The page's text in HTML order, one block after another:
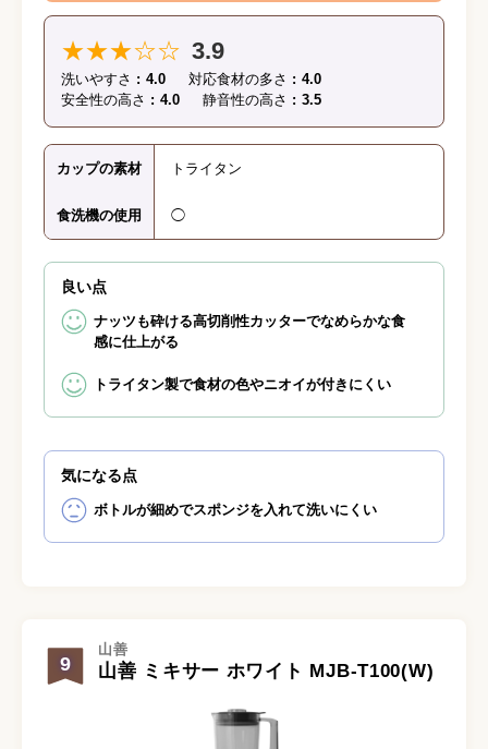
★★★☆☆ 3.9
洗いやすさ 4.0 対応食材の多さ
4.0
安全性の高さ
4.0 静音性の高さ 3.5
カップの素材 トライタン
食洗機の使用 ◯
良い点
ナッツも砕ける高切削性カッターでなめらかな食
感に仕上がる
トライタン製で食材の色やニオイが付きにくい
気になる点
ボトルが細めでスポンジを入れて洗いにくい
9
山善
山善 ミキサー ホワイト MJB-T100(W)